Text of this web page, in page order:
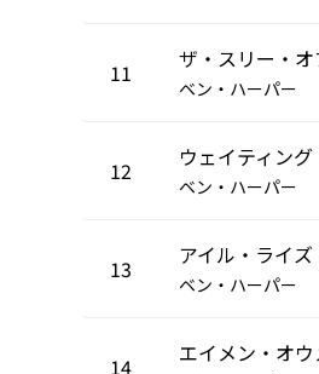
11 ザ・スリー・
ベン・ハーパー
12 ウェイティン
ベン・ハーパー
13 アイル・ライズ
ベン・ハーパー
14 エイメン・オ